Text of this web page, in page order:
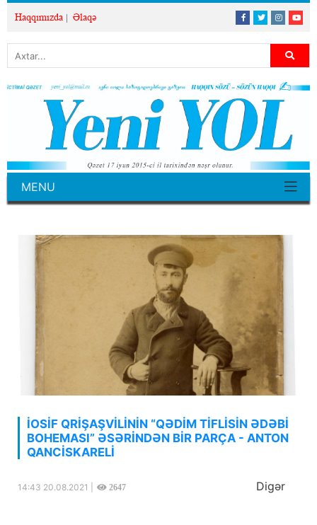
Haqqımızda Əlaqə
MENU
İOSİF QRİŞAŞVİLİNİN “QƏDİM TİFLİSİN ƏDƏBİ
BOHEMASI” ƏSƏRİNDƏN BİR PARÇA - ANTON
QANCİSKARELİ
14:43 20.08.2021 | 2647 Digər